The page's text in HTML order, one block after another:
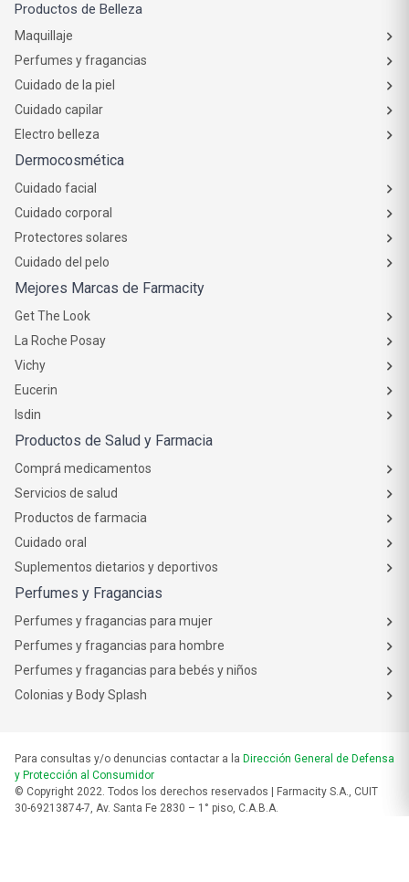
Productos de Belleza
Maquillaje
Perfumes y fragancias
Cuidado de la piel
Cuidado capilar
Electro belleza
Dermocosmética
Cuidado facial
Cuidado corporal
Protectores solares
Cuidado del pelo
Mejores Marcas de Farmacity
Get The Look
La Roche Posay
Vichy
Eucerin
Isdin
Productos de Salud y Farmacia
Comprá medicamentos
Servicios de salud
Productos de farmacia
Cuidado oral
Suplementos dietarios y deportivos
Perfumes y Fragancias
Perfumes y fragancias para mujer
Perfumes y fragancias para hombre
Perfumes y fragancias para bebés y niños
Colonias y Body Splash
Para consultas y/o denuncias contactar a la Dirección General de Defensa
y Protección al Consumidor
© Copyright 2022. Todos los derechos reservados | Farmacity S.A., CUIT
30-69213874-7, Av. Santa Fe 2830 – 1° piso, C.A.B.A.